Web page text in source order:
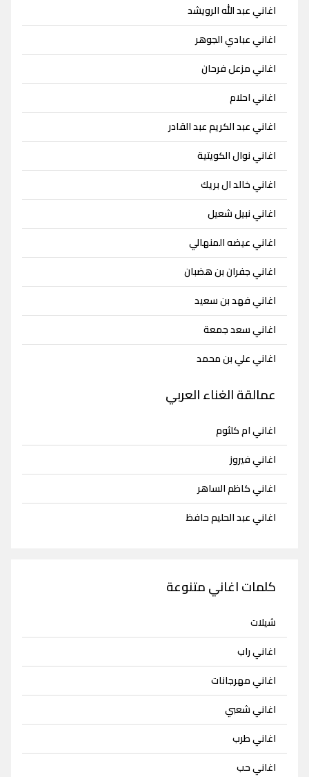
اغاني عبد الله الرويشد
اغاني عبادي الجوهر
اغاني مزعل فرحان
اغاني احلام
اغاني عبد الكريم عبد القادر
اغاني نوال الكويتية
اغاني خالد ال بريك
اغاني نبيل شعيل
اغاني عيضه المنهالي
اغاني جفران بن هضبان
اغاني فهد بن سعيد
اغاني سعد جمعة
اغاني علي بن محمد
عمالقة الغناء العربي
اغاني ام كلثوم
اغاني فيروز
اغاني كاظم الساهر
اغاني عبد الحليم حافظ
كلمات اغاني متنوعة
شيلات
اغاني راب
اغاني مهرجانات
اغاني شعبي
اغاني طرب
اغاني حب